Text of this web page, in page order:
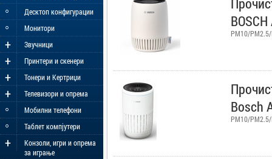
Десктоп конфигурации
◦
Монитори
◦
Звучници
+
Принтери и скенери
+
Тонери и Кертриџи
+
Телевизори и опрема
+
Мобилни телефони
◦
Таблет компјутери
◦
Конзоли, игри и опрема
за играње
+
PM10/
Bosch
PM10/